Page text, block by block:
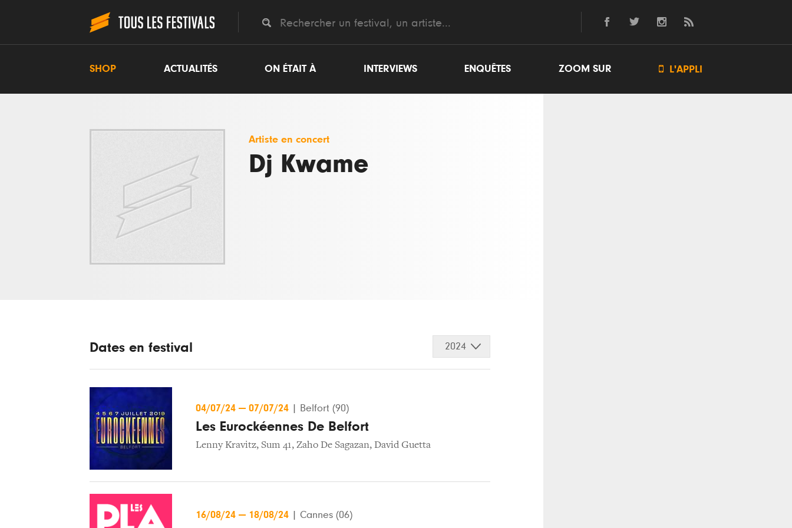
SHOP ACTUALITÉS ON ÉTAIT À INTERVIEWS ENQUÊTES ZOOM SUR  L'APPLI
Artiste en concert
Dj Kwame
Dates en festival 2024
04/07/24 — 07/07/24 Belfort (90)
Les Eurockéennes De Belfort
Lenny Kravitz, Sum 41, Zaho De Sagazan, David Guetta
16/08/24 — 18/08/24 Cannes (06)